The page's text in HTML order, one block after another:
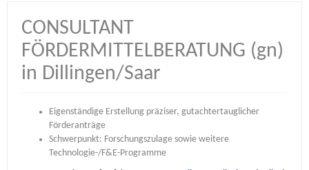
CONSULTANT
FÖRDERMITTELBERATUNG (gn)
in Dillingen/Saar
Eigenständige Erstellung präziser, gutachtertauglicher
Förderanträge
Schwerpunkt: Forschungszulage sowie weitere
Technologie-/F&E-Programme